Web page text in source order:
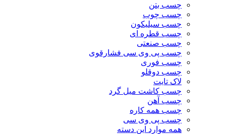
چسب بتن
چسب چوب
چسب سیلیکون
چسب قطره ای
چسب صنعتی
چسب پی وی سی فشارقوی
چسب فوری
چسب دوقلو
لاک تایت
چسب کاشت میل گرد
چسب آهن
چسب همه کاره
چسب پی وی سی
همه موارد این دسته